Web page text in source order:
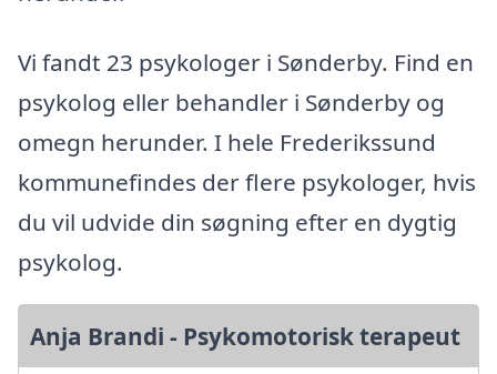
Vi fandt 23 psykologer i Sønderby. Find en
psykolog eller behandler i Sønderby og
omegn herunder. I hele Frederikssund
kommunefindes der flere psykologer, hvis
du vil udvide din søgning efter en dygtig
psykolog.
Anja Brandi - Psykomotorisk terapeut